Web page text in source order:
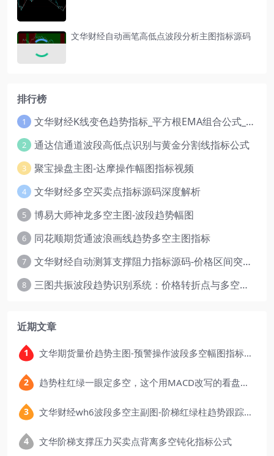
文华财经自动画笔高低点波段分析主图指标源码
排行榜
1 文华财经K线变色趋势指标_平方根EMA组合公式_红绿波段操盘指标源码
2 通达信通道波段高低点识别与黄金分割线指标公式
3 聚宝操盘主图-达摩操作幅图指标视频
4 文华财经多空买卖点指标源码深度解析
5 博易大师神龙多空主图-波段趋势幅图
6 同花顺期货通波浪画线趋势多空主图指标
7 文华财经自动测算支撑阻力指标源码-价格区间突破多空
8 三图共振波段趋势识别系统：价格转折点与多空动能分析
近期文章
文华期货量价趋势主图-预警操作波段多空幅图指标公式
趋势柱红绿一眼定多空，这个用MACD改写的看盘指标，把顶底信号可视化后简单多了
文华财经wh6波段多空主副图-阶梯红绿柱趋势跟踪指标公式
文华阶梯支撑压力买卖点背离多空钝化指标公式